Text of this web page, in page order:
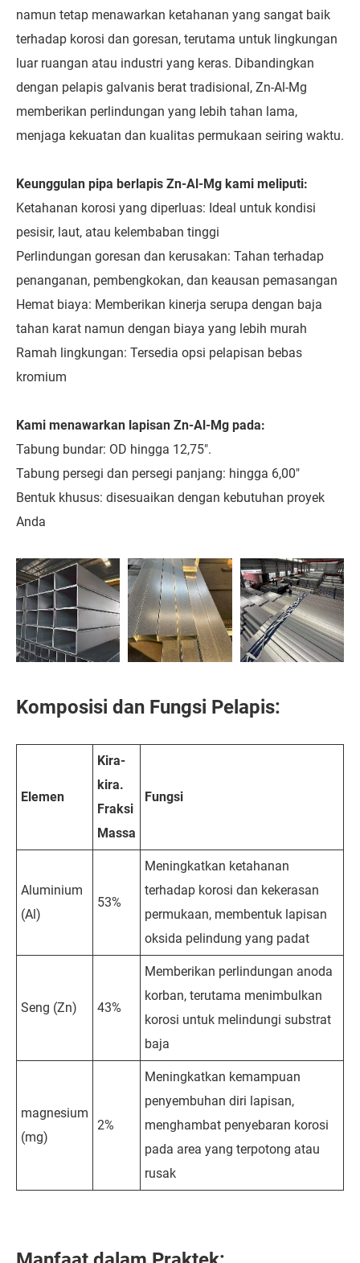
namun tetap menawarkan ketahanan yang sangat baik
terhadap korosi dan goresan, terutama untuk lingkungan
luar ruangan atau industri yang keras. Dibandingkan
dengan pelapis galvanis berat tradisional, Zn-Al-Mg
memberikan perlindungan yang lebih tahan lama,
menjaga kekuatan dan kualitas permukaan seiring waktu.
Keunggulan pipa berlapis Zn-Al-Mg kami meliputi:
Ketahanan korosi yang diperluas: Ideal untuk kondisi
pesisir, laut, atau kelembaban tinggi
Perlindungan goresan dan kerusakan: Tahan terhadap
penanganan, pembengkokan, dan keausan pemasangan
Hemat biaya: Memberikan kinerja serupa dengan baja
tahan karat namun dengan biaya yang lebih murah
Ramah lingkungan: Tersedia opsi pelapisan bebas
kromium
Kami menawarkan lapisan Zn-Al-Mg pada:
Tabung bundar: OD hingga 12,75".
Tabung persegi dan persegi panjang: hingga 6,00"
Bentuk khusus: disesuaikan dengan kebutuhan proyek
Anda
Komposisi dan Fungsi Pelapis:
Elemen
Kira-
kira.
Fraksi
Massa
Fungsi
Aluminium
(Al)
53%
Meningkatkan ketahanan
terhadap korosi dan kekerasan
permukaan, membentuk lapisan
oksida pelindung yang padat
Seng (Zn) 43%
Memberikan perlindungan anoda
korban, terutama menimbulkan
korosi untuk melindungi substrat
baja
magnesium
(mg)
2%
Meningkatkan kemampuan
penyembuhan diri lapisan,
menghambat penyebaran korosi
pada area yang terpotong atau
rusak